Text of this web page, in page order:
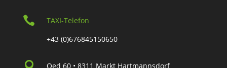

TAXI-Telefon
+43 (0)676845150650
Oed 60 • 8311 Markt Hartmannsdorf